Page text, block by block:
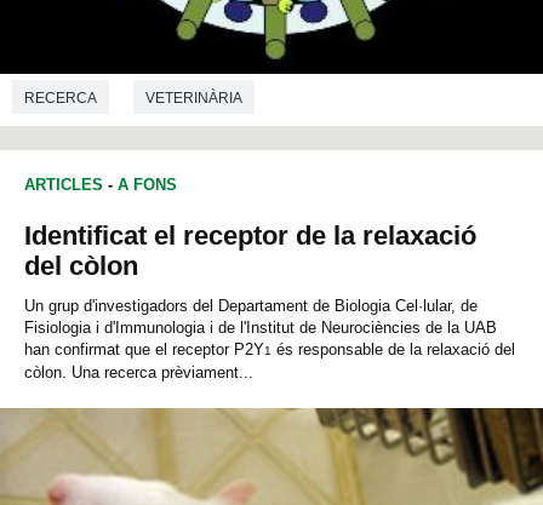
RECERCA VETERINÀRIA
ARTICLES - A FONS
Identificat el receptor de la relaxació
del còlon
Un grup d'investigadors del Departament de Biologia Cel·lular, de
Fisiologia i d'Immunologia i de l'Institut de Neurociències de la UAB
han confirmat que el receptor P2Y1 és responsable de la relaxació del
còlon. Una recerca prèviament...